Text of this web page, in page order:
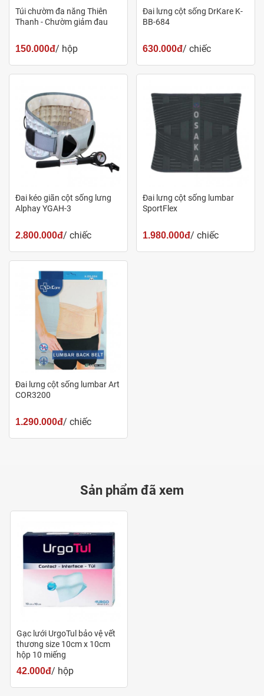
Túi chườm đa năng Thiên
Thanh - Chườm giảm đau
150.000đ/ hộp
Đai lưng cột sống DrKare K-
BB-684
630.000đ/ chiếc
Đai kéo giãn cột sống lưng
Alphay YGAH-3
2.800.000đ/ chiếc
Đai lưng cột sống lumbar
SportFlex
1.980.000đ/ chiếc
Đai lưng cột sống lumbar Art
COR3200
1.290.000đ/ chiếc
Sản phẩm đã xem
Gạc lưới UrgoTul bảo vệ vết
thương size 10cm x 10cm
hộp 10 miếng
42.000đ/ hộp